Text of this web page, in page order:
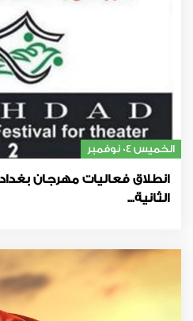
الخميس 04 نوفمبر
انطلاق فعاليات مهرجان
الثانية...